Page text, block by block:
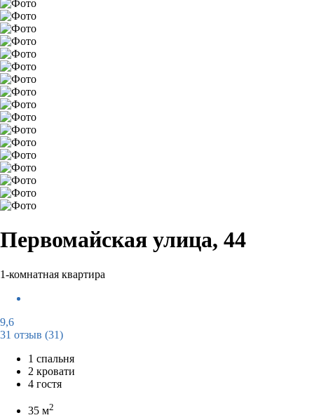
Первомайская улица, 44
1-комнатная квартира
9,6
31 отзыв (31)
1 спальня
2 кровати
4 гостя
35 м2